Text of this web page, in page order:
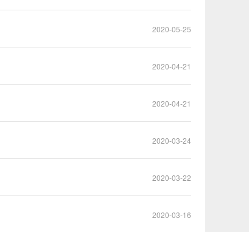
2020-05-25
2020-04-21
2020-04-21
2020-03-24
2020-03-22
2020-03-16